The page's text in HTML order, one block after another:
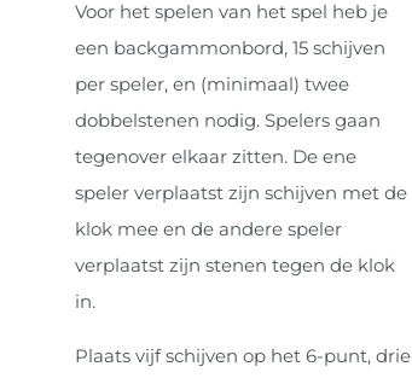
Voor het spelen van het spel heb je
een backgammonbord, 15 schijven
per speler, en (minimaal) twee
dobbelstenen nodig. Spelers gaan
tegenover elkaar zitten. De ene
speler verplaatst zijn schijven met de
klok mee en de andere speler
verplaatst zijn stenen tegen de klok
in.
Plaats vijf schijven op het 6-punt, drie